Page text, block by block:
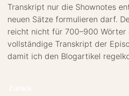
Transkript nur die Shownotes
neuen Sätze formulieren darf.
reicht nicht für 700–900 Wörter
vollständige Transkript der
damit ich den Blogartikel